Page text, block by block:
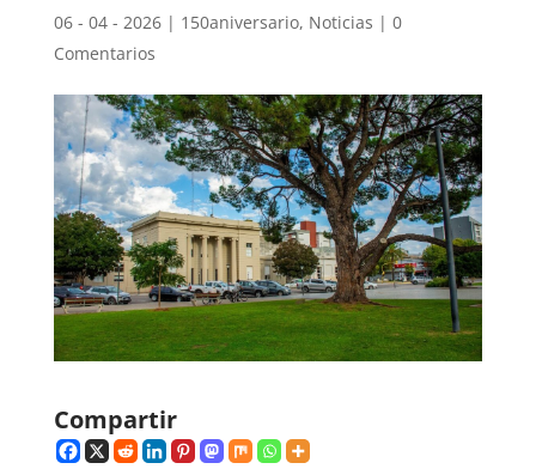
06 - 04 - 2026| 150aniversario, Noticias | 0
Comentarios
Compartir